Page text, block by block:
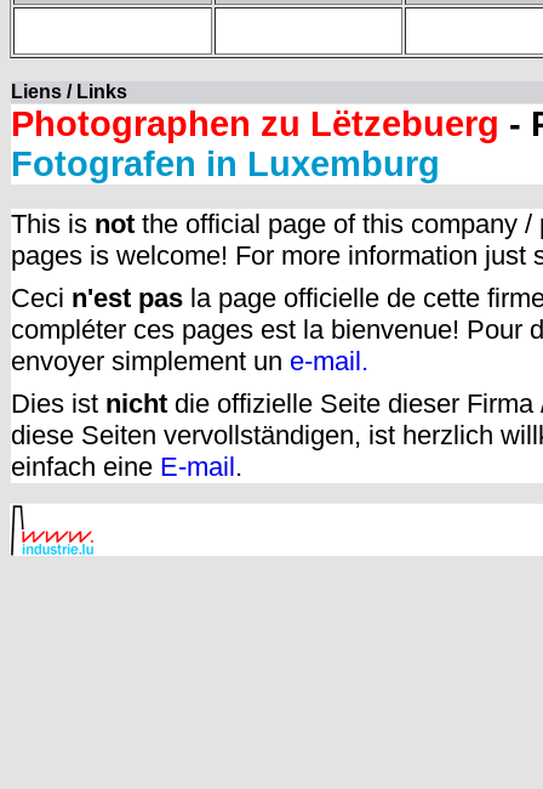
Liens / Links
Photographen zu Lëtzebuerg -
Fotografen in Luxemburg
This is not the official page of this company
pages is welcome! For more information just
Ceci n'est pas la page officielle de cette
compléter ces pages est la bienvenue! Pour
envoyer simplement un e-mail.
Dies ist nicht die offizielle Seite dieser
diese Seiten vervollständigen, ist herzlich
einfach eine E-mail.